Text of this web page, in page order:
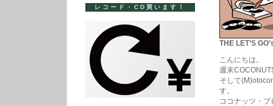
THE LET’S
こんにちは。
週末
そして
す。
ココナッツ・
レコード・CD買います！